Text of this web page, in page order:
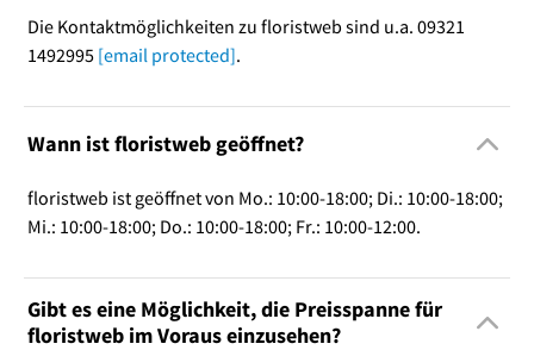
Die Kontaktmöglichkeiten zu floristweb sind u.a. 09321
1492995 [email protected].
Wann ist floristweb geöffnet?
floristweb ist geöffnet von Mo.: 10:00-18:00; Di.: 10:00-18:00;
Mi.: 10:00-18:00; Do.: 10:00-18:00; Fr.: 10:00-12:00.
Gibt es eine Möglichkeit, die Preisspanne für
floristweb im Voraus einzusehen?